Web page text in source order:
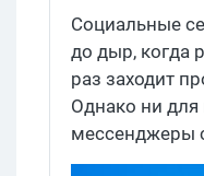
Социальные
до дыр, когда
раз заходит
Однако ни для
мессенджеры
день ото дня